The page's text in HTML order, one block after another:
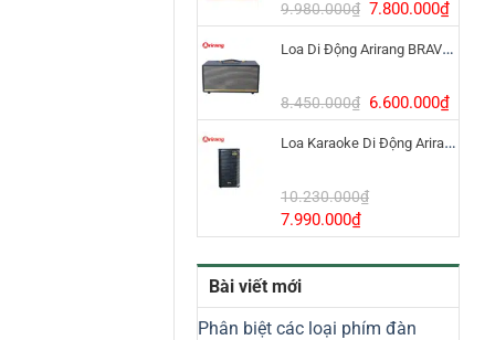
8.800.000₫.
9.980.000₫ Giá
gốc
là:
7.800.000₫Giá
hiện
tại
Loa Di Động Arirang BRAVO 8 800W Có Micro
8.450.000₫ Giá
gốc
là:
6.600.000₫Giá
hiện
tại
Loa Karaoke Di Động Arirang EDGE-X Model I
10.230.000₫
Giá
gốc
là:
10.230.000₫.
7.990.000₫Giá
hiện
tại
7.990.000₫.
Bài viết mới
Phân biệt các loại phím đàn